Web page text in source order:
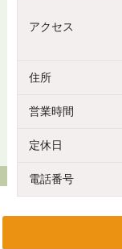
アクセス
住所
営業時間
定休日
電話番号